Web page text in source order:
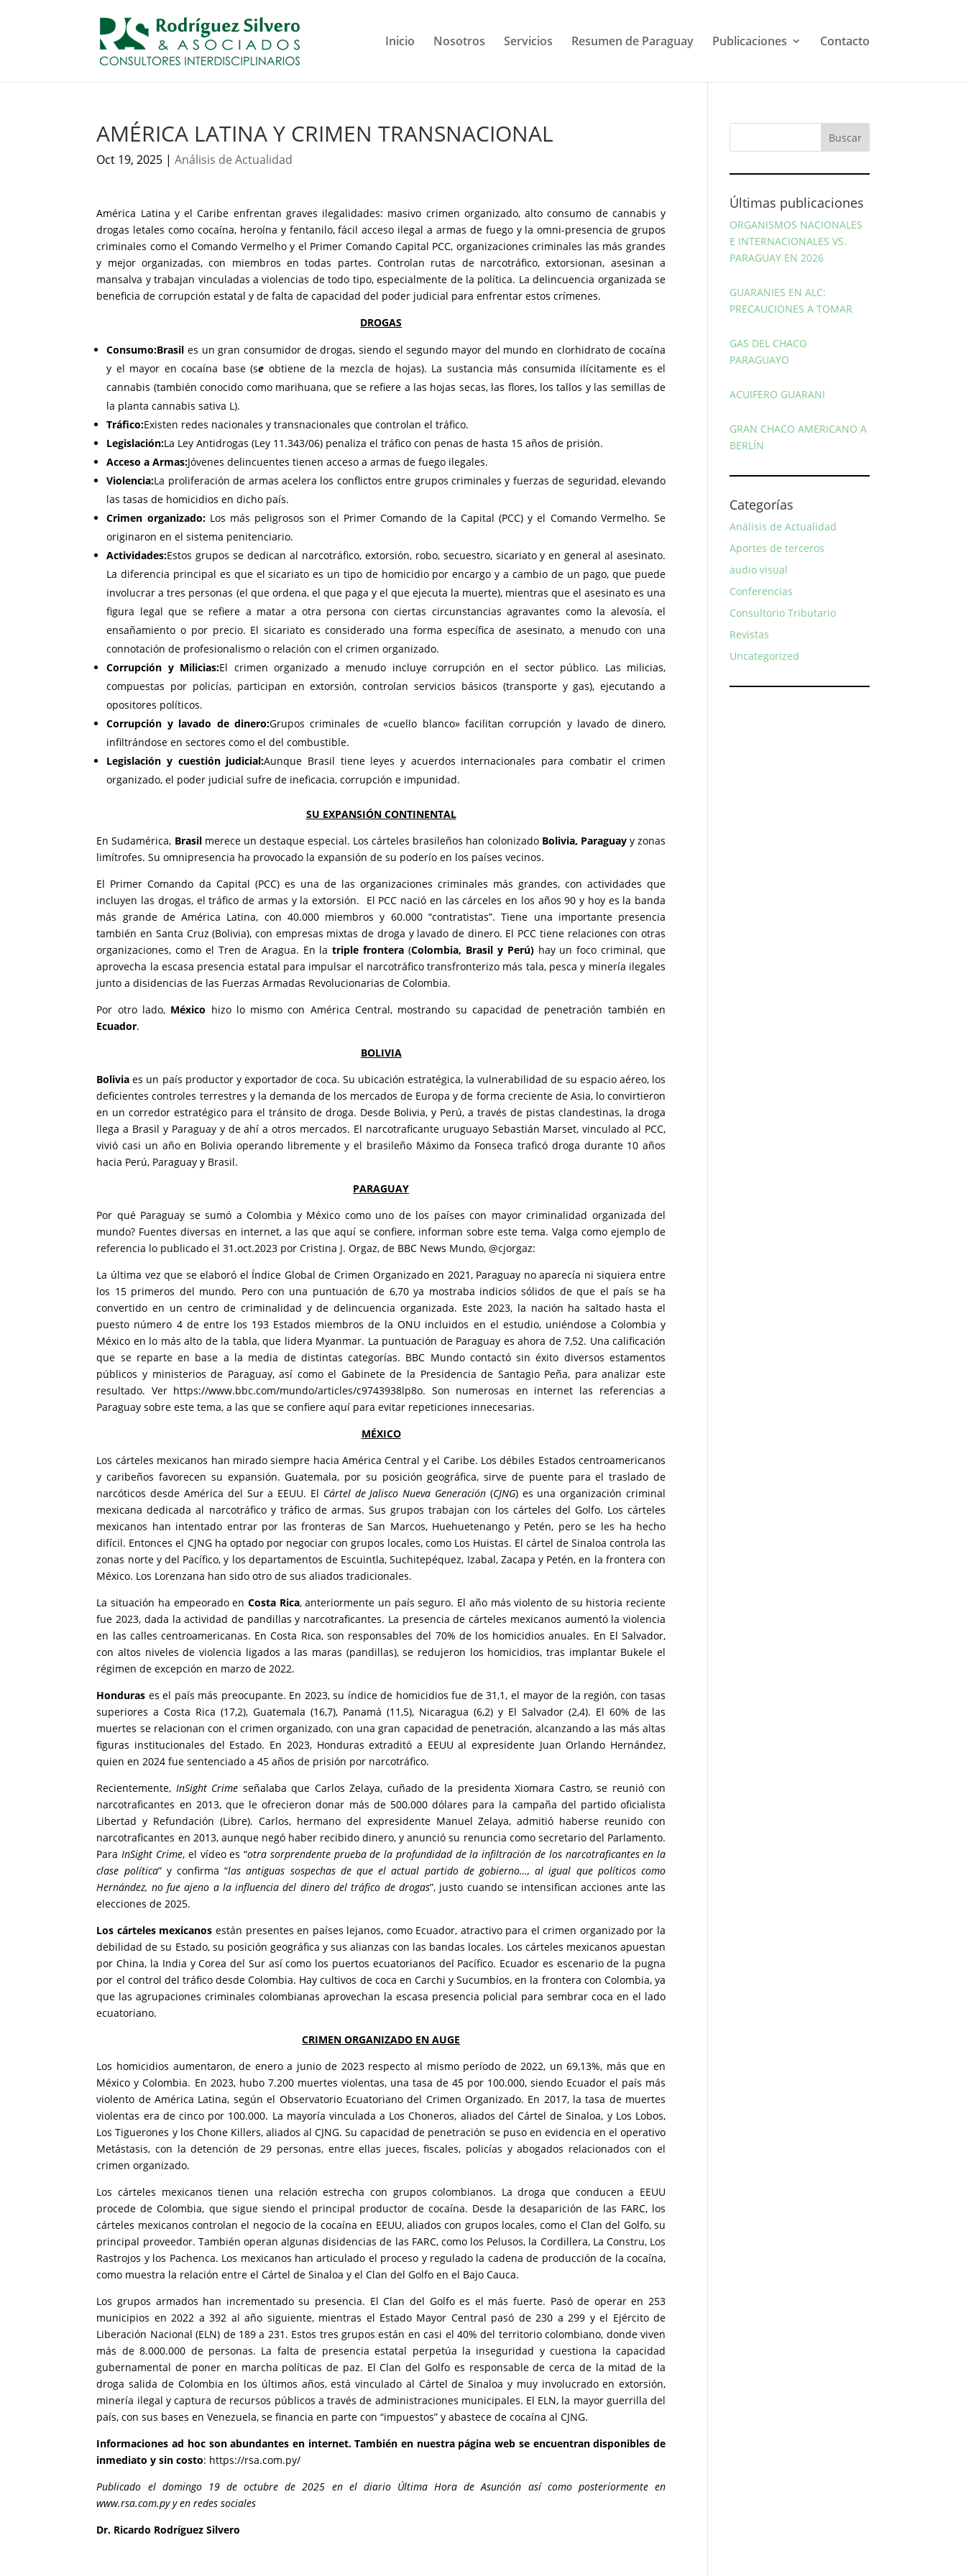
Inicio Nosotros Servicios Resumen de Paraguay Publicaciones Contacto
AMÉRICA LATINA Y CRIMEN TRANSNACIONAL
Oct 19, 2025 |Análisis de Actualidad
América Latina y el Caribe enfrentan graves ilegalidades: masivo crimen organizado, alto consumo de cannabis y
drogas letales como cocaína, heroína y fentanilo, fácil acceso ilegal a armas de fuego y la omni-presencia de grupos
criminales como el Comando Vermelho y el Primer Comando Capital PCC, organizaciones criminales las más grandes
y mejor organizadas, con miembros en todas partes. Controlan rutas de narcotráfico, extorsionan, asesinan a
mansalva y trabajan vinculadas a violencias de todo tipo, especialmente de la política. La delincuencia organizada se
beneficia de corrupción estatal y de falta de capacidad del poder judicial para enfrentar estos crímenes.
DROGAS
Consumo:Brasil es un gran consumidor de drogas, siendo el segundo mayor del mundo en clorhidrato de cocaína
y el mayor en cocaína base (se obtiene de la mezcla de hojas). La sustancia más consumida ilícitamente es el
cannabis (también conocido como marihuana, que se refiere a las hojas secas, las flores, los tallos y las semillas de
la planta cannabis sativa L).
Tráfico:Existen redes nacionales y transnacionales que controlan el tráfico.
Legislación:La Ley Antidrogas (Ley 11.343/06) penaliza el tráfico con penas de hasta 15 años de prisión.
Acceso a Armas:Jóvenes delincuentes tienen acceso a armas de fuego ilegales.
Violencia:La proliferación de armas acelera los conflictos entre grupos criminales y fuerzas de seguridad, elevando
las tasas de homicidios en dicho país.
Crimen organizado:Los más peligrosos son el Primer Comando de la Capital (PCC) y el Comando Vermelho. Se
originaron en el sistema penitenciario.
Actividades:Estos grupos se dedican al narcotráfico, extorsión, robo, secuestro, sicariato y en general al asesinato.
La diferencia principal es que el sicariato es un tipo de homicidio por encargo y a cambio de un pago, que puede
involucrar a tres personas (el que ordena, el que paga y el que ejecuta la muerte), mientras que el asesinato es una
figura legal que se refiere a matar a otra persona con ciertas circunstancias agravantes como la alevosía, el
ensañamiento o por precio. El sicariato es considerado una forma específica de asesinato, a menudo con una
connotación de profesionalismo o relación con el crimen organizado.
Corrupción y Milicias:El crimen organizado a menudo incluye corrupción en el sector público. Las milicias,
compuestas por policías, participan en extorsión, controlan servicios básicos (transporte y gas), ejecutando a
opositores políticos.
Corrupción y lavado de dinero:Grupos criminales de «cuello blanco» facilitan corrupción y lavado de dinero,
infiltrándose en sectores como el del combustible.
Legislación y cuestión judicial:Aunque Brasil tiene leyes y acuerdos internacionales para combatir el crimen
organizado, el poder judicial sufre de ineficacia, corrupción e impunidad.
SU EXPANSIÓN CONTINENTAL
En Sudamérica, Brasilmerece un destaque especial. Los cárteles brasileños han colonizado Bolivia, Paraguayy zonas
limítrofes. Su omnipresencia ha provocado la expansión de su poderío en los países vecinos.
El Primer Comando da Capital (PCC) es una de las organizaciones criminales más grandes, con actividades que
incluyen las drogas, el tráfico de armas y la extorsión. El PCC nació en las cárceles en los años 90 y hoy es la banda
más grande de América Latina, con 40.000 miembros y 60.000 “contratistas”. Tiene una importante presencia
también en Santa Cruz (Bolivia), con empresas mixtas de droga y lavado de dinero. El PCC tiene relaciones con otras
organizaciones, como el Tren de Aragua. En latriple frontera (Colombia, Brasil y Perú)hay un foco criminal, que
aprovecha la escasa presencia estatal para impulsar el narcotráfico transfronterizo más tala, pesca y minería ilegales
junto a disidencias de las Fuerzas Armadas Revolucionarias de Colombia.
Por otro lado, México hizo lo mismo con América Central, mostrando su capacidad de penetración también en
Ecuador.
BOLIVIA
Bolivia es un país productor y exportador de coca. Su ubicación estratégica, la vulnerabilidad de su espacio aéreo, los
deficientes controles terrestres y la demanda de los mercados de Europa y de forma creciente de Asia, lo convirtieron
en un corredor estratégico para el tránsito de droga. Desde Bolivia, y Perú, a través de pistas clandestinas, la droga
llega a Brasil y Paraguay y de ahí a otros mercados. El narcotraficante uruguayo Sebastián Marset, vinculado al PCC,
vivió casi un año en Bolivia operando libremente y el brasileño Máximo da Fonseca traficó droga durante 10 años
hacia Perú, Paraguay y Brasil.
PARAGUAY
Por qué Paraguay se sumó a Colombia y México como uno de los países con mayor criminalidad organizada del
mundo? Fuentes diversas en internet, a las que aquí se confiere, informan sobre este tema. Valga como ejemplo de
referencia lo publicado el 31.oct.2023 por Cristina J. Orgaz, de BBC News Mundo, @cjorgaz:
La última vez que se elaboró el Índice Global de Crimen Organizado en 2021, Paraguay no aparecía ni siquiera entre
los 15 primeros del mundo. Pero con una puntuación de 6,70 ya mostraba indicios sólidos de que el país se ha
convertido en un centro de criminalidad y de delincuencia organizada. Este 2023, la nación ha saltado hasta el
puesto número 4 de entre los 193 Estados miembros de la ONU incluidos en el estudio, uniéndose a Colombia y
México en lo más alto de la tabla, que lidera Myanmar. La puntuación de Paraguay es ahora de 7,52. Una calificación
que se reparte en base a la media de distintas categorías. BBC Mundo contactó sin éxito diversos estamentos
públicos y ministerios de Paraguay, así como el Gabinete de la Presidencia de Santagio Peña, para analizar este
resultado. Ver https://www.bbc.com/mundo/articles/c9743938lp8o. Son numerosas en internet las referencias a
Paraguay sobre este tema, a las que se confiere aquí para evitar repeticiones innecesarias.
MÉXICO
Los cárteles mexicanos han mirado siempre hacia América Central y el Caribe. Los débiles Estados centroamericanos
y caribeños favorecen su expansión. Guatemala, por su posición geográfica, sirve de puente para el traslado de
narcóticos desde América del Sur a EEUU. El Cártel de Jalisco Nueva Generación (CJNG) es una organización criminal
mexicana dedicada al narcotráfico y tráfico de armas. Sus grupos trabajan con los cárteles del Golfo. Los cárteles
mexicanos han intentado entrar por las fronteras de San Marcos, Huehuetenango y Petén, pero se les ha hecho
difícil. Entonces el CJNG ha optado por negociar con grupos locales, como Los Huistas. El cártel de Sinaloa controla las
zonas norte y del Pacífico, y los departamentos de Escuintla, Suchitepéquez, Izabal, Zacapa y Petén, en la frontera con
México. Los Lorenzana han sido otro de sus aliados tradicionales.
La situación ha empeorado en Costa Rica, anteriormente un país seguro. El año más violento de su historia reciente
fue 2023, dada la actividad de pandillas y narcotraficantes. La presencia de cárteles mexicanos aumentó la violencia
en las calles centroamericanas. En Costa Rica, son responsables del 70% de los homicidios anuales. En El Salvador,
con altos niveles de violencia ligados a las maras (pandillas), se redujeron los homicidios, tras implantar Bukele el
régimen de excepción en marzo de 2022.
Honduras es el país más preocupante. En 2023, su índice de homicidios fue de 31,1, el mayor de la región, con tasas
superiores a Costa Rica (17,2), Guatemala (16,7), Panamá (11,5), Nicaragua (6,2) y El Salvador (2,4). El 60% de las
muertes se relacionan con el crimen organizado, con una gran capacidad de penetración, alcanzando a las más altas
figuras institucionales del Estado. En 2023, Honduras extraditó a EEUU al expresidente Juan Orlando Hernández,
quien en 2024 fue sentenciado a 45 años de prisión por narcotráfico.
Recientemente, InSight Crime señalaba que Carlos Zelaya, cuñado de la presidenta Xiomara Castro, se reunió con
narcotraficantes en 2013, que le ofrecieron donar más de 500.000 dólares para la campaña del partido oficialista
Libertad y Refundación (Libre). Carlos, hermano del expresidente Manuel Zelaya, admitió haberse reunido con
narcotraficantes en 2013, aunque negó haber recibido dinero, y anunció su renuncia como secretario del Parlamento.
ParaInSight Crime, el vídeo es “otra sorprendente prueba de la profundidad de la infiltración de los narcotraficantes en la
clase política” y confirma “las antiguas sospechas de que el actual partido de gobierno…, al igual que políticos como
Hernández, no fue ajeno a la influencia del dinero del tráfico de drogas”, justo cuando se intensifican acciones ante las
elecciones de 2025.
Los cárteles mexicanos están presentes en países lejanos, como Ecuador, atractivo para el crimen organizado por la
debilidad de su Estado, su posición geográfica y sus alianzas con las bandas locales. Los cárteles mexicanos apuestan
por China, la India y Corea del Sur así como los puertos ecuatorianos del Pacífico. Ecuador es escenario de la pugna
por el control del tráfico desde Colombia. Hay cultivos de coca en Carchi y Sucumbíos, en la frontera con Colombia, ya
que las agrupaciones criminales colombianas aprovechan la escasa presencia policial para sembrar coca en el lado
ecuatoriano.
CRIMEN ORGANIZADO EN AUGE
Los homicidios aumentaron, de enero a junio de 2023 respecto al mismo período de 2022, un 69,13%, más que en
México y Colombia. En 2023, hubo 7.200 muertes violentas, una tasa de 45 por 100.000, siendo Ecuador el país más
violento de América Latina, según el Observatorio Ecuatoriano del Crimen Organizado. En 2017, la tasa de muertes
violentas era de cinco por 100.000. La mayoría vinculada a Los Choneros, aliados del Cártel de Sinaloa, y Los Lobos,
Los Tiguerones y los Chone Killers, aliados al CJNG. Su capacidad de penetración se puso en evidencia en el operativo
Metástasis, con la detención de 29 personas, entre ellas jueces, fiscales, policías y abogados relacionados con el
crimen organizado.
Los cárteles mexicanos tienen una relación estrecha con grupos colombianos. La droga que conducen a EEUU
procede de Colombia, que sigue siendo el principal productor de cocaína. Desde la desaparición de las FARC, los
cárteles mexicanos controlan el negocio de la cocaína en EEUU, aliados con grupos locales, como el Clan del Golfo, su
principal proveedor. También operan algunas disidencias de las FARC, como los Pelusos, la Cordillera, La Constru, Los
Rastrojos y los Pachenca. Los mexicanos han articulado el proceso y regulado la cadena de producción de la cocaína,
como muestra la relación entre el Cártel de Sinaloa y el Clan del Golfo en el Bajo Cauca.
Los grupos armados han incrementado su presencia. El Clan del Golfo es el más fuerte. Pasó de operar en 253
municipios en 2022 a 392 al año siguiente, mientras el Estado Mayor Central pasó de 230 a 299 y el Ejército de
Liberación Nacional (ELN) de 189 a 231. Estos tres grupos están en casi el 40% del territorio colombiano, donde viven
más de 8.000.000 de personas. La falta de presencia estatal perpetúa la inseguridad y cuestiona la capacidad
gubernamental de poner en marcha políticas de paz. El Clan del Golfo es responsable de cerca de la mitad de la
droga salida de Colombia en los últimos años, está vinculado al Cártel de Sinaloa y muy involucrado en extorsión,
minería ilegal y captura de recursos públicos a través de administraciones municipales. El ELN, la mayor guerrilla del
país, con sus bases en Venezuela, se financia en parte con “impuestos” y abastece de cocaína al CJNG.
Informaciones ad hoc son abundantes en internet. También en nuestra página web se encuentran disponibles de
inmediato y sin costo: https://rsa.com.py/
Publicado el domingo 19 de octubre de 2025 en el diario Última Hora de Asunción así como posteriormente en
www.rsa.com.pyy en redes sociales
Dr. Ricardo Rodríguez Silvero
Últimas publicaciones
ORGANISMOS NACIONALES
E INTERNACIONALES VS.
PARAGUAY EN 2026
GUARANIES EN ALC:
PRECAUCIONES A TOMAR
GAS DEL CHACO
PARAGUAYO
ACUIFERO GUARANI
GRAN CHACO AMERICANO A
BERLÍN
Categorías
Análisis de Actualidad
Aportes de terceros
audio visual
Conferencias
Consultorio Tributario
Revistas
Uncategorized